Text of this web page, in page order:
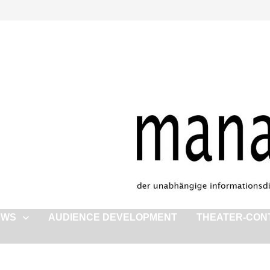
AUDIENCE DEVELOPMENT
THEATER-